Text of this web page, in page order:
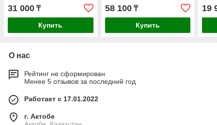
31 000 ₸
Купить
58 100₸
Купить
19
О нас
Рейтинг не сформирован
Менее 5 отзывов за последний год
Работает с 17.01.2022
г. Актобе